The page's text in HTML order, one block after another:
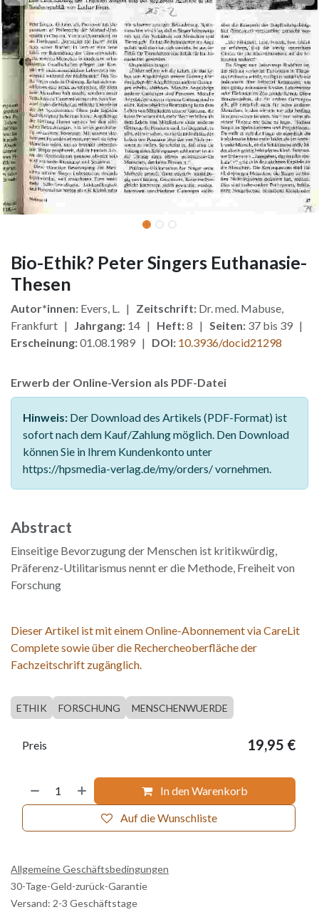
Bio-Ethik? Peter Singers Euthanasie-
Thesen
Autor*innen: Evers, L. | Zeitschrift: Dr. med. Mabuse,
Frankfurt | Jahrgang: 14 | Heft:8 | Seiten: 37 bis 39 |
Erscheinung:01.08.1989 | DOI: 10.3936/docid21298
Erwerb der Online-Version als PDF-Datei
Hinweis: Der Download des Artikels (PDF-Format) ist
sofort nach dem Kauf/Zahlung möglich. Den Download
können Sie in Ihrem Kundenkonto unter
https://hpsmedia-verlag.de/my/orders/ vornehmen.
Abstract
Einseitige Bevorzugung der Menschen ist kritikwürdig,
Präferenz-Utilitarismus nennt er die Methode, Freiheit von
Forschung
Dieser Artikel ist mit einem Online-Abonnement via CareLit
Complete sowie über die Rechercheoberfläche der
Fachzeitschrift zugänglich.
ETHIK FORSCHUNG MENSCHENWUERDE
In den Warenkorb
Auf die Wunschliste
Preis 19,95 €
Allgemeine Geschäftsbedingungen
30-Tage-Geld-zurück-Garantie
Versand: 2-3 Geschäftstage